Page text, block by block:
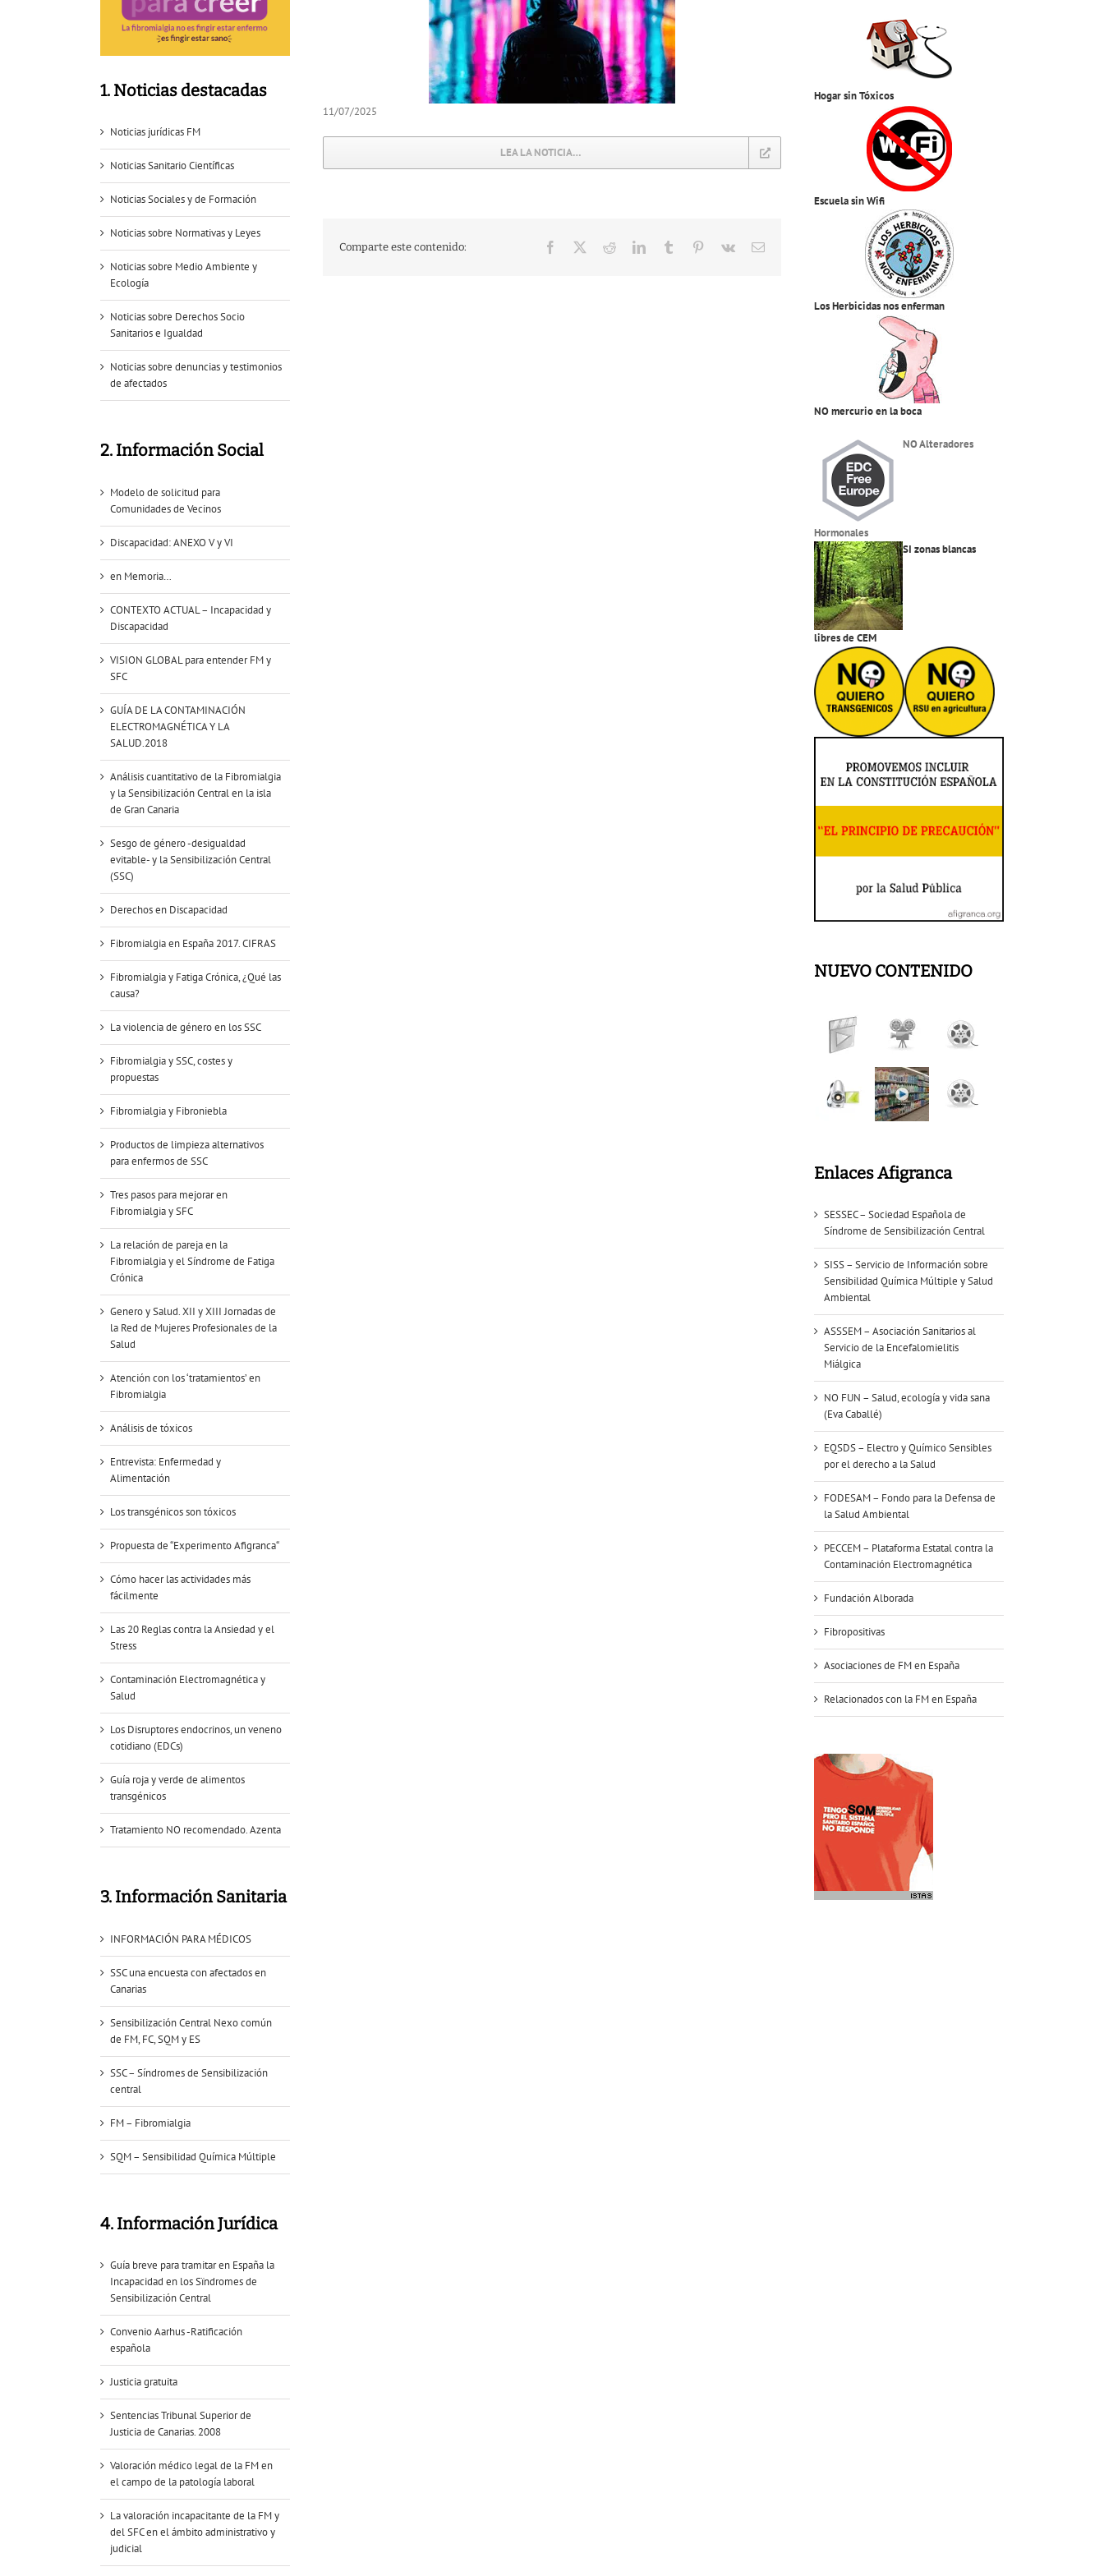
11/07/2025
LEA LA NOTICIA…
Comparte este contenido: Facebook RedditLinkedInTumblr Pinterest
Vk
Correo
1. Noticias destacadas
Noticias jurídicas FM
Noticias Sanitario Científicas
Noticias Sociales y de Formación
Noticias sobre Normativas y Leyes
Noticias sobre Medio Ambiente y
Ecología
Noticias sobre Derechos Socio
Sanitarios e Igualdad
Noticias sobre denuncias y testimonios
de afectados
2. Información Social
Modelo de solicitud para
Comunidades de Vecinos
Discapacidad: ANEXO V y VI
en Memoria…
CONTEXTO ACTUAL – Incapacidad y
Discapacidad
VISION GLOBAL para entender FM y
SFC
GUÍA DE LA CONTAMINACIÓN
ELECTROMAGNÉTICA Y LA
SALUD.2018
Análisis cuantitativo de la Fibromialgia
y la Sensibilización Central en la isla
de Gran Canaria
Sesgo de género -desigualdad
evitable- y la Sensibilización Central
(SSC)
Derechos en Discapacidad
Fibromialgia en España 2017. CIFRAS
Fibromialgia y Fatiga Crónica, ¿Qué las
causa?
La violencia de género en los SSC
Fibromialgia y SSC, costes y
propuestas
Fibromialgia y Fibroniebla
Productos de limpieza alternativos
para enfermos de SSC
Tres pasos para mejorar en
Fibromialgia y SFC
La relación de pareja en la
Fibromialgia y el Síndrome de Fatiga
Crónica
Genero y Salud. XII y XIII Jornadas de
la Red de Mujeres Profesionales de la
Salud
Atención con los ‘tratamientos’ en
Fibromialgia
Análisis de tóxicos
Entrevista: Enfermedad y
Alimentación
Los transgénicos son tóxicos
Propuesta de “Experimento Afigranca“
Cómo hacer las actividades más
fácilmente
Las 20 Reglas contra la Ansiedad y el
Stress
Contaminación Electromagnética y
Salud
Los Disruptores endocrinos, un veneno
cotidiano (EDCs)
Guía roja y verde de alimentos
transgénicos
Tratamiento NO recomendado. Azenta
3. Información Sanitaria
INFORMACIÓN PARA MÉDICOS
SSC una encuesta con afectados en
Canarias
Sensibilización Central Nexo común
de FM, FC, SQM y ES
SSC – Síndromes de Sensibilización
central
FM – Fibromialgia
SQM – Sensibilidad Química Múltiple
4. Información Jurídica
Guía breve para tramitar en España la
Incapacidad en los Sïndromes de
Sensibilización Central
Convenio Aarhus -Ratificación
española
Justicia gratuita
Sentencias Tribunal Superior de
Justicia de Canarias. 2008
Valoración médico legal de la FM en
el campo de la patología laboral
La valoración incapacitante de la FM y
del SFC en el ámbito administrativo y
judicial
Hogar sin Tóxicos
Escuela sin Wifi
Los Herbicidas nos enferman
NO mercurio en la boca
NO Alteradores
Hormonales
SI zonas blancas
libres de CEM
NUEVO CONTENIDO
Enlaces Afigranca
SESSEC – Sociedad Española de
Síndrome de Sensibilización Central
SISS – Servicio de Información sobre
Sensibilidad Química Múltiple y Salud
Ambiental
ASSSEM – Asociación Sanitarios al
Servicio de la Encefalomielitis
Miálgica
NO FUN – Salud, ecología y vida sana
(Eva Caballé)
EQSDS – Electro y Químico Sensibles
por el derecho a la Salud
FODESAM – Fondo para la Defensa de
la Salud Ambiental
PECCEM – Plataforma Estatal contra la
Contaminación Electromagnética
Fundación Alborada
Fibropositivas
Asociaciones de FM en España
Relacionados con la FM en España